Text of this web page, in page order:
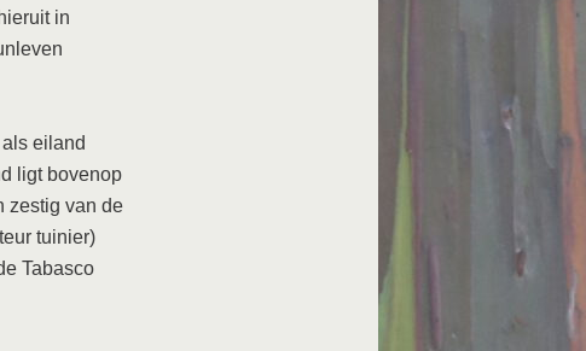
in
eiland
ligt bovenop
zestig van de
tuinier)
Tabasco